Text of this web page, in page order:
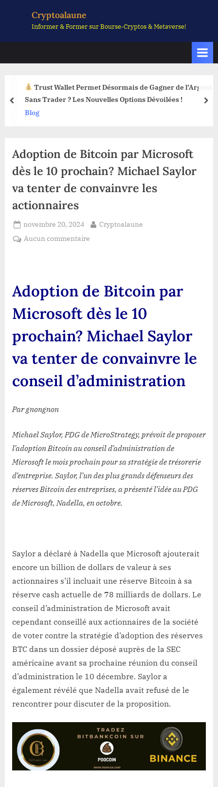
Cryptoalaune
Informer & Former sur Bourse-Cryptos & Metaverse!
Trust Wallet Permet Désormais de Gagner de l’Argent
Sans Trader ? Les Nouvelles Options Dévoilées !
Blog
prev
Adoption de Bitcoin par Microsoft
dès le 10 prochain? Michael Saylor
va tenter de convainvre les
actionnaires
Posted
on
novembre 20, 2024 By
Cryptoalaune
Aucun commentaire
par
Microsoft
dès
le
prochain?
Saylor
va
tenter
Adoption de Bitcoin par
Microsoft dès le 10
prochain? Michael Saylor
va tenter de convainvre le
conseil d’administration
Par gnongnon
Michael Saylor, PDG de MicroStrategy, prévoit de proposer
l’adoption Bitcoin au conseil d’administration de
Microsoft le mois prochain pour sa stratégie de trésorerie
d’entreprise. Saylor, l’un des plus grands défenseurs des
réserves Bitcoin des entreprises, a présenté l’idée au PDG
de Microsoft, Nadella, en octobre.
Saylor a déclaré à Nadella que Microsoft ajouterait
encore un billion de dollars de valeur à ses
actionnaires s’il incluait une réserve Bitcoin à sa
réserve cash actuelle de 78 milliards de dollars. Le
conseil d’administration de Microsoft avait
cependant conseillé aux actionnaires de la société
de voter contre la stratégie d’adoption des réserves
BTC dans un dossier déposé auprès de la SEC
américaine avant sa prochaine réunion du conseil
d’administration le 10 décembre. Saylor a
également révélé que Nadella avait refusé de le
rencontrer pour discuter de la proposition.